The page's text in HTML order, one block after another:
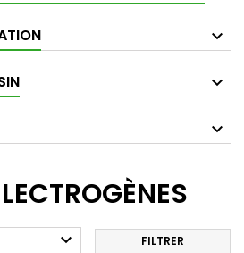
 FILTRER